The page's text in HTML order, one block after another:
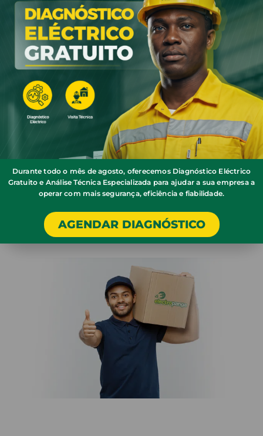
Com 5 Lojas em Luanda e uma no Namibe a nossa
prioridade é o apoio ao cliente não só na venda
mas também pós-venda. Poderá entrar em
contacto connosco através de qualquer uma das
nossas lojas, via e-mail ou via telefone. A nossa
equipa de profissionais estará sempre apta para o
ajudar.
Entregas rápidas & grátis
Agora poderá receber o seu material eléctrico mais
Electro Panga ®. Entregas grátis na região de
Luanda para encomendas de valor superior a
48 horas.
Durante todo o mês de agosto, oferecemos Diagnóstico Eléctrico
Gratuito e Análise Técnica Especializada para ajudar a sua empresa a
operar com mais segurança, eficiência e fiabilidade.
AGENDAR DIAGNÓSTICO